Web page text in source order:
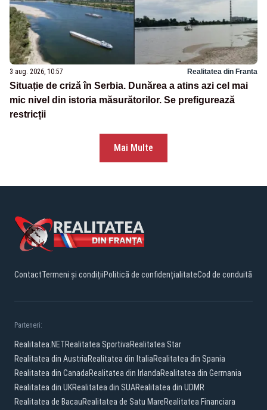
3 aug. 2026, 10:57 Realitatea din Franta
Situație de criză în Serbia. Dunărea a atins azi cel mai
mic nivel din istoria măsurătorilor. Se prefigurează
restricții
Mai Multe
ContactTermeni și condițiiPolitică de confidențialitateCod de conduită
Parteneri:
Realitatea.NETRealitatea SportivaRealitatea Star
Realitatea din AustriaRealitatea din ItaliaRealitatea din Spania
Realitatea din CanadaRealitatea din IrlandaRealitatea din Germania
Realitatea din UKRealitatea din SUARealitatea din UDMR
Realitatea de BacauRealitatea de Satu MareRealitatea Financiara